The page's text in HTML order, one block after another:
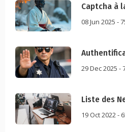
Captcha à
08 Jun 2025 -
29 Dec 2025 -
Liste des
19 Oct 2022 -